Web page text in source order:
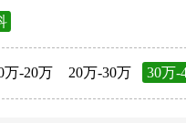
万-20万 20万-30万 30万-